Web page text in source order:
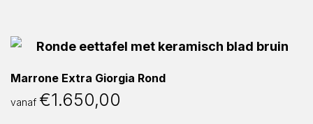
Marrone Extra Giorgia Rond
vanaf €1.650,00